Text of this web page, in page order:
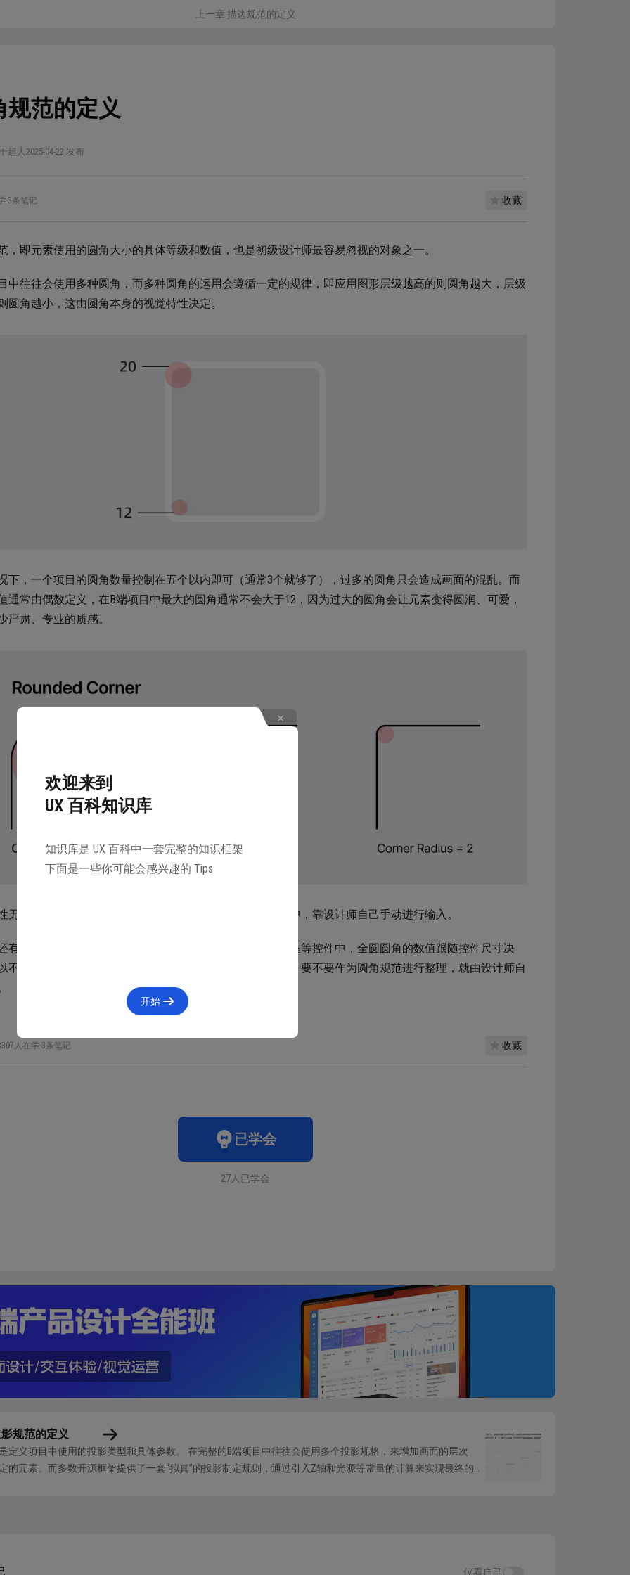
上一章 描边规范的定义
规范的定义
超人 2025-04-22 发布
·3条笔记 收藏
，即元素使用的圆角大小的具体等级和数值，也是初级设计师最容易忽视的对象之一。
中往往会使用多种圆角，而多种圆角的运用会遵循一定的规律，即应用图形层级越高的则圆角越大，层级
圆角越小，这由圆角本身的视觉特性决定。
下，一个项目的圆角数量控制在五个以内即可（通常3个就够了），过多的圆角只会造成画面的混乱。而
通常由偶数定义，在B端项目中最大的圆角通常不会大于12，因为过大的圆角会让元素变得圆润、可爱，
严肃、专业的质感。
无法在软件中被做成样式进行复用，所以只能在设计过程中，靠设计师自己手动进行输入。
有个特殊的类型全圆圆角，通常应用在按钮、标签、输入框等控件中，全圆圆角的数值跟随控件尺寸决
不能定义固定数值。这类圆角的应用是控件设计的一部分，要不要作为圆角规范进行整理，就由设计师自
人在学·3条笔记 收藏
已学会
27人已学会
规范的定义
定义项目中使用的投影类型和具体参数。 在完整的B端项目中往往会使用多个投影规格，来增加画面的层次
的元素。而多数开源框架提供了一套“拟真”的投影制定规则，通过引入Z轴和光源等常量的计算来实现最终的投
仅看自己
欢迎来到
UX 百科知识库
知识库是 UX 百科中一套完整的知识框架
下面是一些你可能会感兴趣的 Tips
开始